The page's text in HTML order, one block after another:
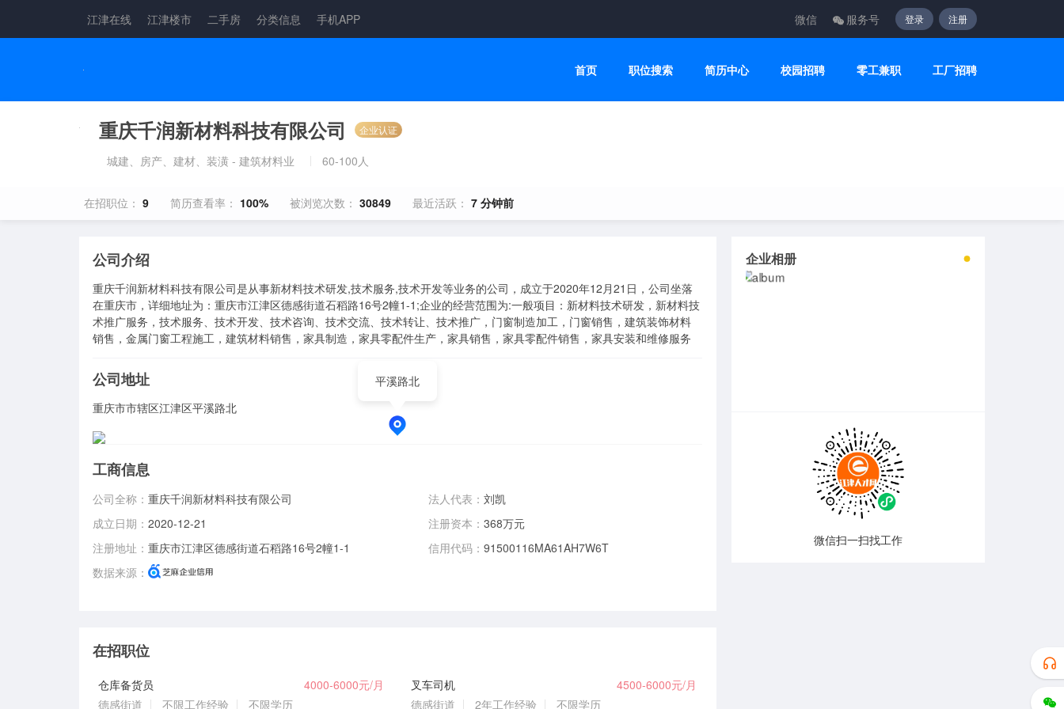
江津在线 江津楼市 二手房 分类信息 手机APP 微信 服务号 登录 注册
首页 职位搜索 简历中心 校园招聘 零工兼职 工厂招聘
重庆千润新材料科技有限公司 企业认证
城建、房产、建材、装潢 - 建筑材料业 60-100人
在招职位： 9 简历查看率： 100% 被浏览次数： 30849 最近活跃： 7 分钟前
公司介绍
重庆千润新材料科技有限公司是从事新材料技术研发,技术服务,技术开发等业务的公司，成立于2020年12月21日，公司坐落
在重庆市，详细地址为：重庆市江津区德感街道石稻路16号2幢1-1;企业的经营范围为:一般项目：新材料技术研发，新材料技
术推广服务，技术服务、技术开发、技术咨询、技术交流、技术转让、技术推广，门窗制造加工，门窗销售，建筑装饰材料
销售，金属门窗工程施工，建筑材料销售，家具制造，家具零配件生产，家具销售，家具零配件销售，家具安装和维修服务
公司地址
重庆市市辖区江津区平溪路北
平溪路北
工商信息
公司全称：重庆千润新材料科技有限公司
成立日期：2020-12-21
注册地址：重庆市江津区德感街道石稻路16号2幢1-1
数据来源：
法人代表： 刘凯
注册资本： 368万元
信用代码： 91500116MA61AH7W6T
在招职位
仓库备货员
4000-6000元/月
德感街道
不限工作经验 不限学历
叉车司机
4500-6000元/月
德感街道
2年工作经验 不限学历
企业相册 2
微信扫一扫找工作